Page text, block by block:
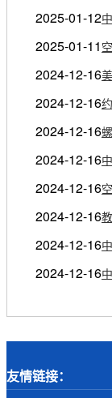
2025-01-12
2025-01-11
2024-12-16
2024-12-16
2024-12-16
2024-12-16
2024-12-16
2024-12-16
2024-12-16
2024-12-16
友情链接：